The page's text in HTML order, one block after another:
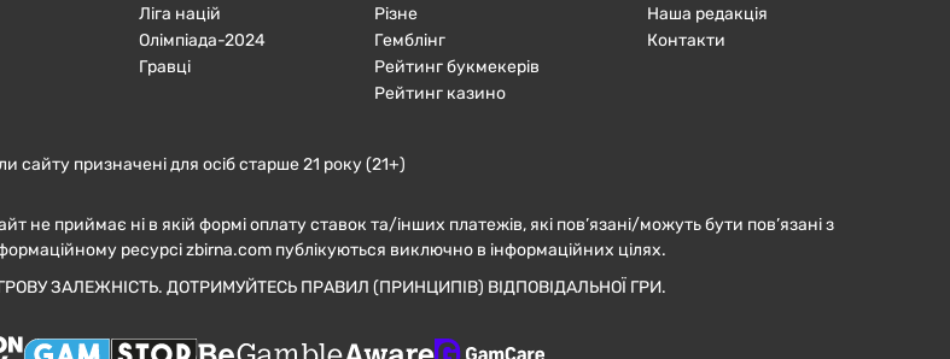
Ліга націй
Олімпіада-2024
Гравці
Різне
Гемблінг
Рейтинг букмекерів
Рейтинг казино
Наша редакція
Контакти
сайту призначені для осіб старше 21 року (21+)
не приймає ні в якій формі оплату ставок та/інших платежів, які пов’язані/можуть бути пов’язані з
ресурсі zbirna.com публікуються виключно в інформаційних цілях.
ЗАЛЕЖНІСТЬ. ДОТРИМУЙТЕСЬ ПРАВИЛ (ПРИНЦИПІВ) ВІДПОВІДАЛЬНОЇ ГРИ.